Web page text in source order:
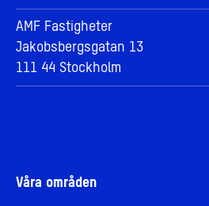
AMF Fastigheter
Jakobsbergsgatan 13
111 44 Stockholm
Våra områden